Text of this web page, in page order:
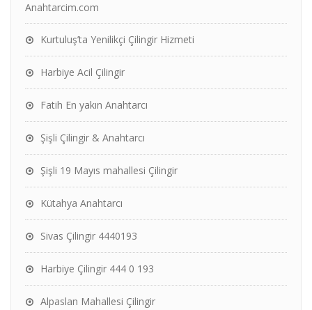
Anahtarcim.com
Kurtuluş’ta Yenilikçi Çilingir Hizmeti
Harbiye Acil Çilingir
Fatih En yakın Anahtarcı
Şişli Çilingir & Anahtarcı
Şişli 19 Mayıs mahallesi Çilingir
Kütahya Anahtarcı
Sivas Çilingir 4440193
Harbiye Çilingir 444 0 193
Alpaslan Mahallesi Çilingir